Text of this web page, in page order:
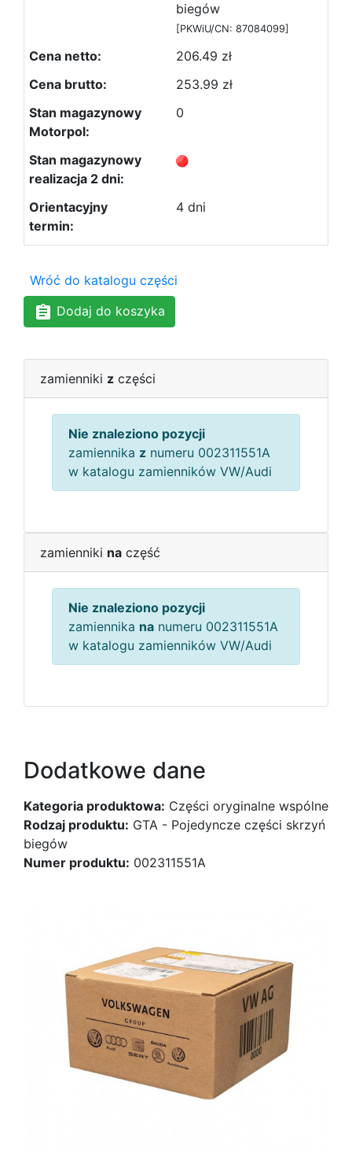
biegów
[PKWiU/CN: 87084099]
206.49 zł
253.99 zł
0
4 dni
Wróć do katalogu części
Dodaj do koszyka
zamienniki z części
Nie znaleziono pozycji
zamiennika z numeru 002311551A
w katalogu zamienników VW/Audi
zamienniki na część
Nie znaleziono pozycji
zamiennika na numeru 002311551A
w katalogu zamienników VW/Audi
Dodatkowe dane
Kategoria produktowa: Części oryginalne wspólne
Rodzaj produktu: GTA - Pojedyncze części skrzyń
biegów
Numer produktu: 002311551A